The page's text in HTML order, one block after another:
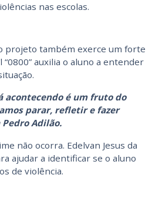
nas escolas.
projeto também exerce um forte
auxilia o aluno a entender
acontecendo é um fruto do
parar, refletir e fazer
Adilão.
não ocorra. Edelvan Jesus da
ajudar a identificar se o aluno
de violência.